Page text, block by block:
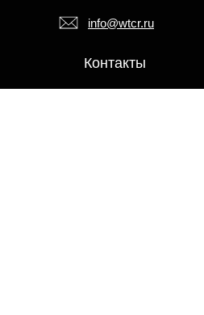
info@wtcr.ru
Контакты